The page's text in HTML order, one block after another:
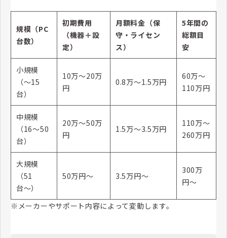
規模（PC
台数）
初期費用
（機器＋設
定）
月額料金（保
守・ライセン
ス）
5年間の
総額目
安
小規模
（〜15
台）
10万〜20万
円
0.8万〜1.5万円
60万〜
110万円
中規模
（16〜50
台）
20万〜50万
円
1.5万〜3.5万円
110万〜
260万円
大規模
（51
台〜）
50万円〜 3.5万円〜
300万
円〜
※メーカーやサポート内容によって変動します。